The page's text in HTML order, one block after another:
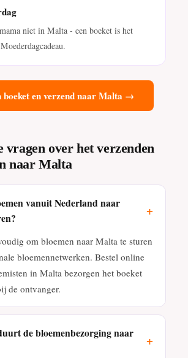
niet in Malta - een boeket is het
boeket en verzend naar Malta →
vragen over het verzenden
naar Malta
vanuit Nederland naar
+
om bloemen naar Malta te sturen
bloemennetwerken. Bestel online
in Malta bezorgen het boeket
de ontvanger.
de bloemenbezorging naar
+